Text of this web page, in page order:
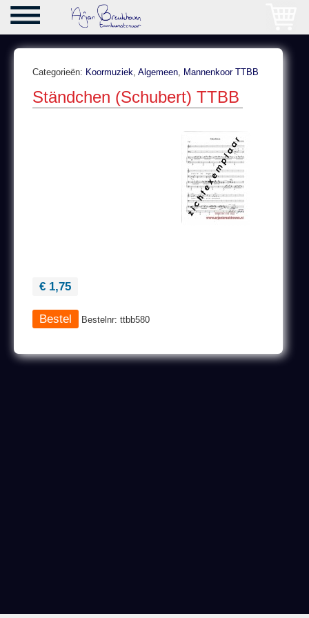
Categorieën: Koormuziek, Algemeen, Mannenkoor TTBB
Ständchen (Schubert) TTBB
€ 1,75
Bestelnr: ttbb580